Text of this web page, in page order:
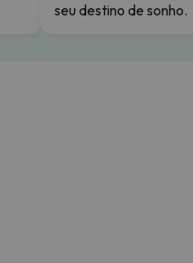
seu destino de sonho.